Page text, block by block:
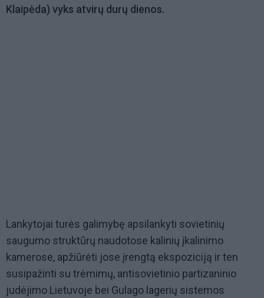
Klaipėda) vyks atvirų durų dienos.
Lankytojai turės galimybę apsilankyti sovietinių
saugumo struktūrų naudotose kalinių įkalinimo
kamerose, apžiūrėti jose įrengtą ekspoziciją ir ten
susipažinti su trėmimų, antisovietinio partizaninio
judėjimo Lietuvoje bei Gulago lagerių sistemos